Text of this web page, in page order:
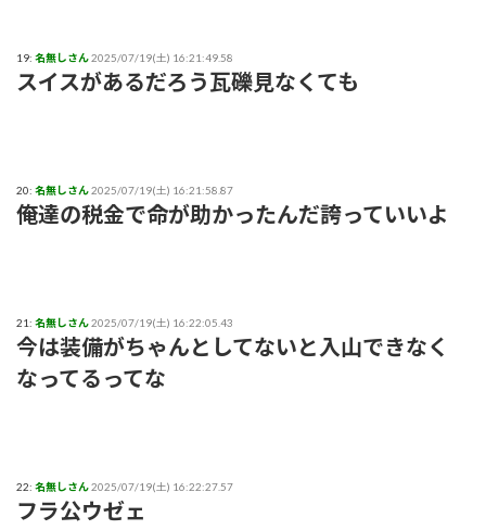
19: 名無しさん2025/07/19(土) 16:21:49.58
スイスがあるだろう瓦礫見なくても
20: 名無しさん2025/07/19(土) 16:21:58.87
俺達の税金で命が助かったんだ誇っていいよ
21: 名無しさん2025/07/19(土) 16:22:05.43
今は装備がちゃんとしてないと入山できなく
なってるってな
22: 名無しさん2025/07/19(土) 16:22:27.57
フラ公ウゼェ